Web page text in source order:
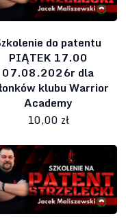
do patentu
PIĄTEK 17.00
07.08.2026r dla
klubu Warrior
Academy
10,00 zł